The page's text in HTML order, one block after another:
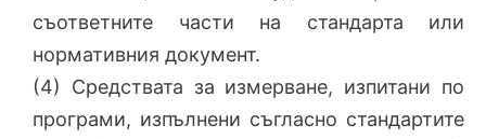
съответните части на стандарта или
нормативния документ.
(4) Средствата за измерване, изпитани по
програми, изпълнени съгласно стандартите